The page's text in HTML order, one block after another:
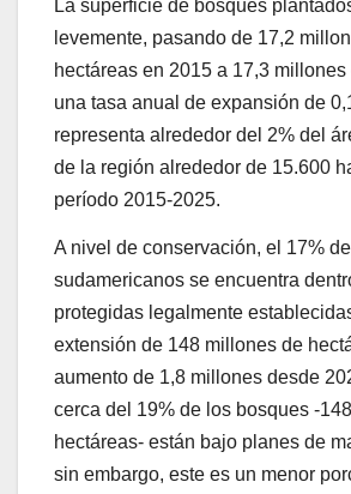
La superficie de bosques
levemente, pasando de 17,2
hectáreas en 2015 a 17,3
una tasa anual de expansión de
representa alrededor del 2% del
de la región alrededor de 15.600
período 2015-2025.
A nivel de conservación, el 17%
sudamericanos se encuentra
protegidas legalmente
extensión de 148 millones de
aumento de 1,8 millones desde
cerca del 19% de los bosques -
hectáreas- están bajo planes de
sin embargo, este es un menor